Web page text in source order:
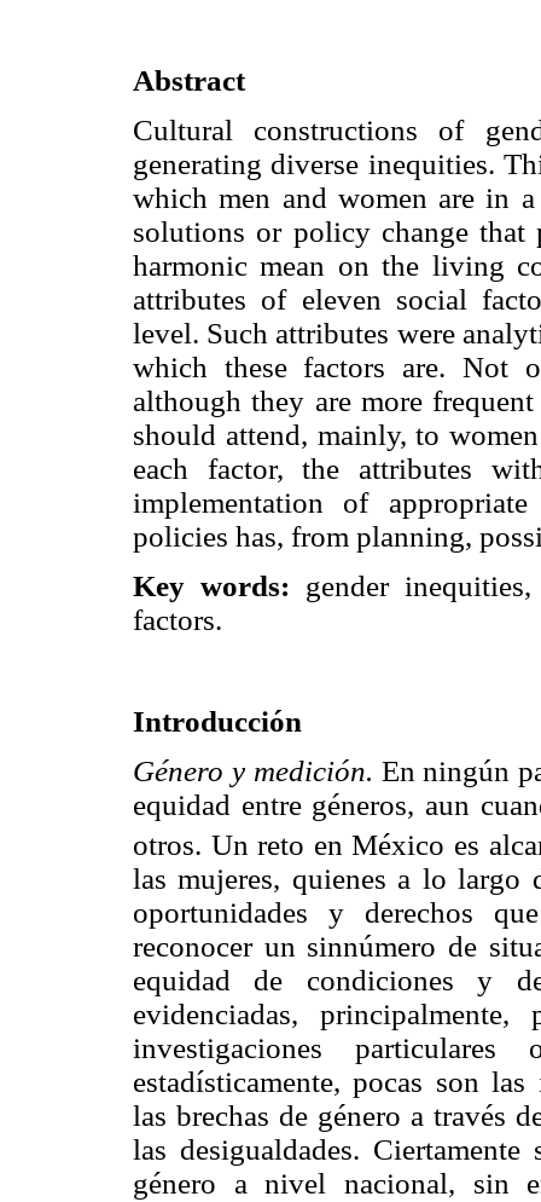
Abstract
Cultural constructions of
generating diverse inequities.
which men and women are in
solutions or policy change
harmonic mean on the living
attributes of eleven social
level. Such attributes were
which these factors are. Not
although they are more
should attend, mainly, to
each factor, the attributes
implementation of
policies has, from planning,
Key words: gender
factors.
Introducción
Género y medición. En ningún
equidad entre géneros, aun
otros. Un reto en México es
las mujeres, quienes a lo largo
oportunidades y derechos
reconocer un sinnúmero de
equidad de condiciones y
evidenciadas,
investigaciones
estadísticamente, pocas son
las brechas de género a través
las desigualdades.
género a nivel nacional, sin